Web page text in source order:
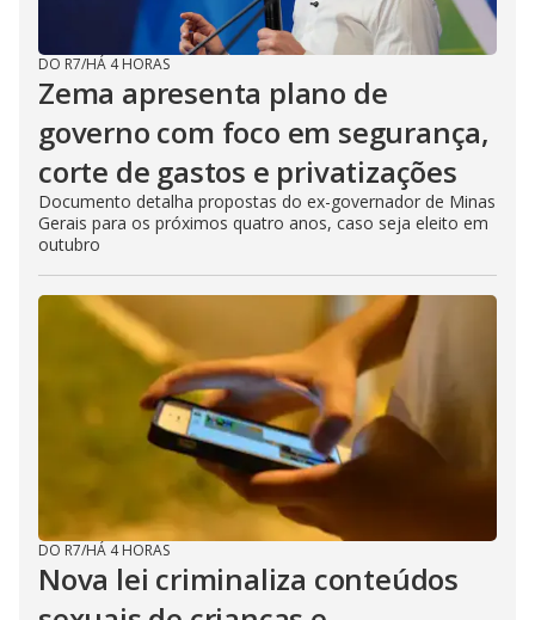
DO R7/HÁ 4 HORAS
Zema apresenta plano de
governo com foco em segurança,
corte de gastos e privatizações
Documento detalha propostas do ex-governador de Minas
Gerais para os próximos quatro anos, caso seja eleito em
outubro
DO R7/HÁ 4 HORAS
Nova lei criminaliza conteúdos